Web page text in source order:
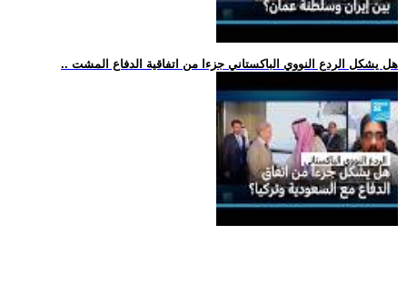
.. هل يشكل الردع النووي الباكستاني جزءا من اتفاقية الدفاع المشت